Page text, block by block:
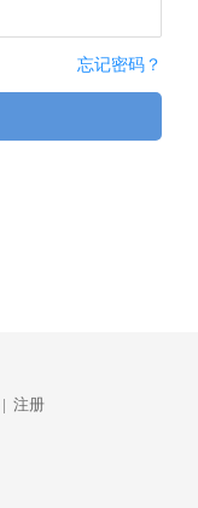
忘记密码？
| 注册